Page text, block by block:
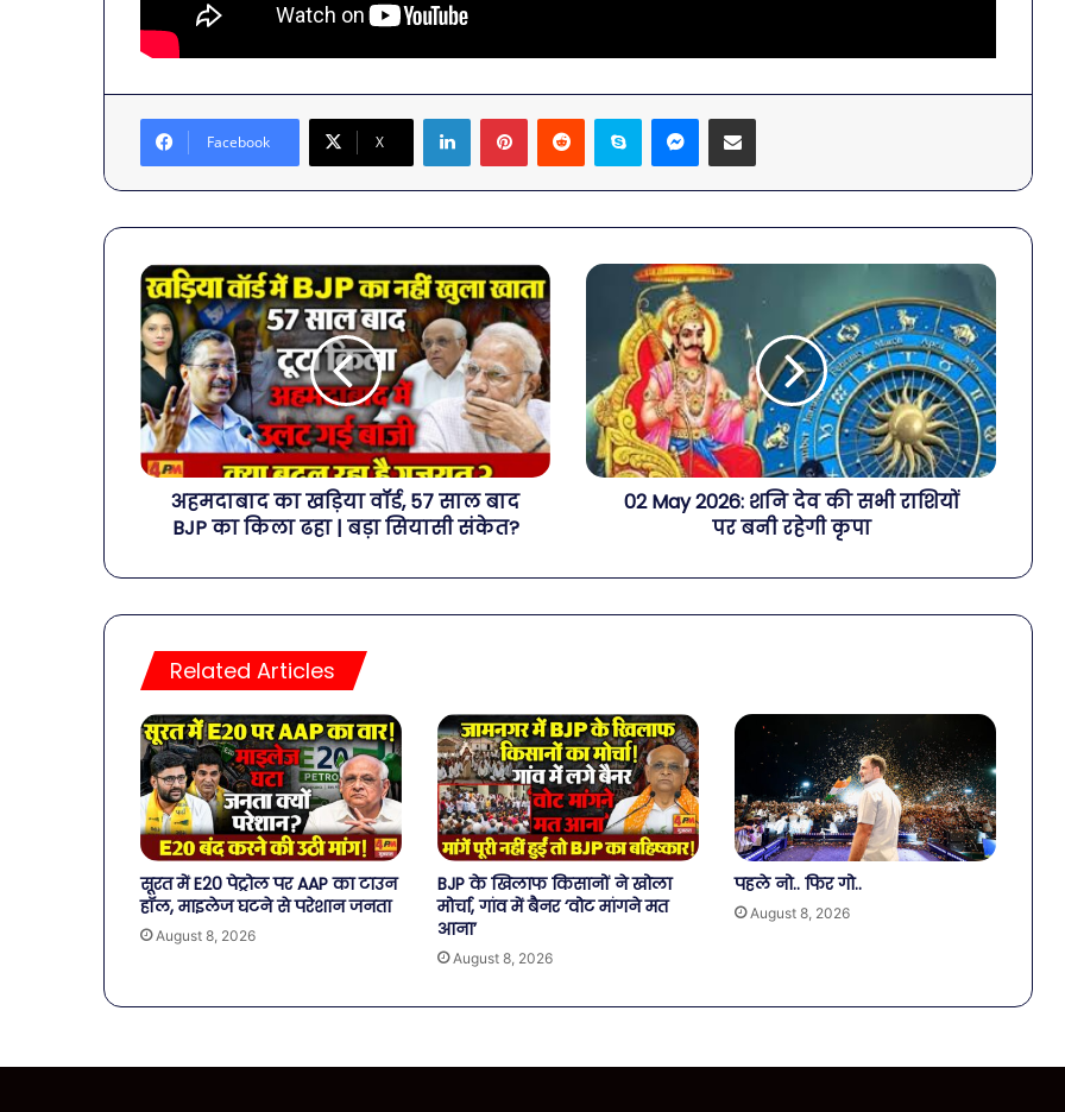
Facebook X
LinkedInPinterestReddit Skype Messenger
Share via Email
अहमदाबाद का खड़िया वॉर्ड, 57 साल बाद
BJP का किला ढहा | बड़ा सियासी संकेत?
02 May 2026: शनि देव की सभी राशियों
पर बनी रहेगी कृपा
Related Articles
सूरत में E20 पेट्रोल पर AAP का टाउन
हॉल, माइलेज घटने से परेशान जनता
August 8, 2026
BJP के खिलाफ किसानों ने खोला
मोर्चा, गांव में बैनर ‘वोट मांगने मत
आना’
August 8, 2026
पहले नो.. फिर गो..
August 8, 2026